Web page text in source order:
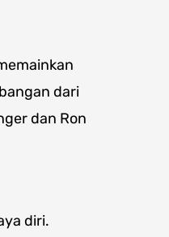
dari
dan Ron
diri.